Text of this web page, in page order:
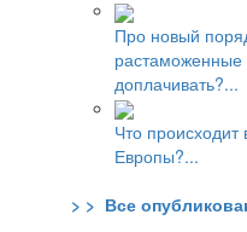
Про новый
растаможенные
доплачивать?...
Что
Европы?...
> > Все